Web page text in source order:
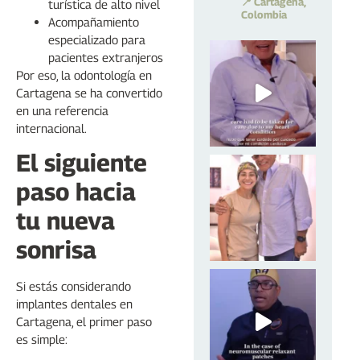
Colombia
turística de alto nivel
Acompañamiento
especializado para
pacientes extranjeros
Por eso, la odontología en
Cartagena se ha convertido
en una referencia
internacional.
El siguiente
paso hacia
tu nueva
sonrisa
Si estás considerando
implantes dentales en
Cartagena, el primer paso
es simple: